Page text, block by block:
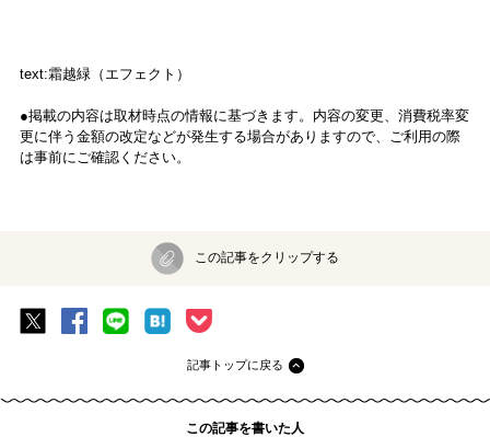
text:霜越緑（エフェクト）
●掲載の内容は取材時点の情報に基づきます。内容の変更、消費税率変
更に伴う金額の改定などが発生する場合がありますので、ご利用の際
は事前にご確認ください。
この記事をクリップする
記事トップに戻る
この記事を書いた人